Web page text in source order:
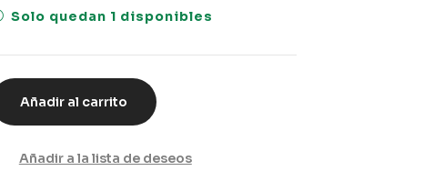
Solo quedan 1 disponibles
Añadir al carrito
Añadir a la lista de deseos